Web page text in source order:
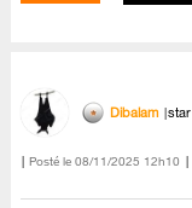
Dibalam star
Posté le ‎08/11/2025 12h10